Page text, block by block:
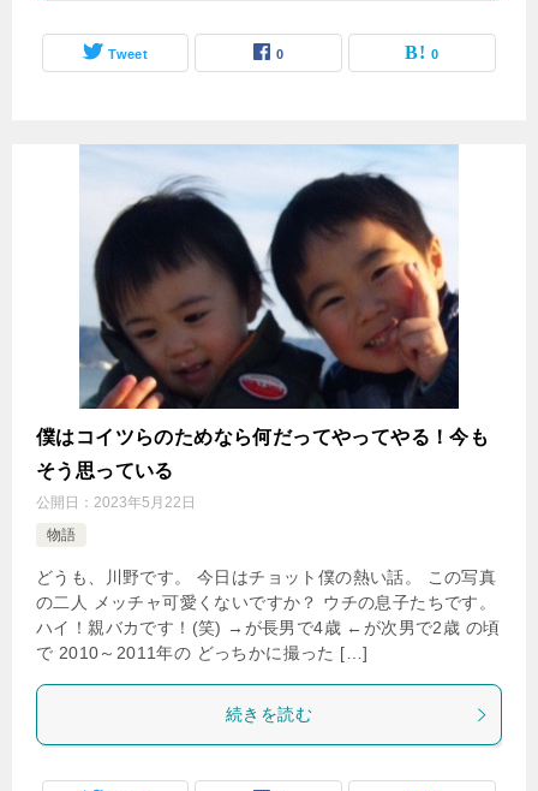
Tweet 0 0
僕はコイツらのためなら何だってやってやる！今も
そう思っている
公開日： 2023年5月22日
物語
どうも、川野です。 今日はチョット僕の熱い話。 この写真
の二人 メッチャ可愛くないですか？ ウチの息子たちです。
ハイ！親バカです！(笑) →が長男で4歳 ←が次男で2歳 の頃
で 2010～2011年の どっちかに撮った […]
続きを読む